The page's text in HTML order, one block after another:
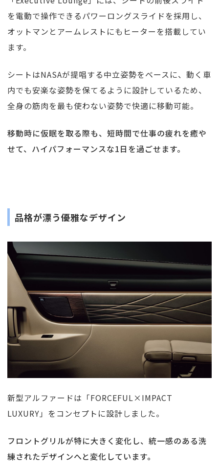
を電動で操作できるパワーロングスライドを採用し、
オットマンとアームレストにもヒーターを搭載してい
ます。
シートはNASAが提唱する中立姿勢をベースに、動く車
内でも安楽な姿勢を保てるように設計しているため、
全身の筋肉を最も使わない姿勢で快適に移動可能。
移動時に仮眠を取る際も、短時間で仕事の疲れを癒や
せて、ハイパフォーマンスな1日を過ごせます。
品格が漂う優雅なデザイン
新型アルファードは「FORCEFUL×IMPACT
LUXURY」をコンセプトに設計しました。
フロントグリルが特に大きく変化し、統一感のある洗
練されたデザインへと変化しています。